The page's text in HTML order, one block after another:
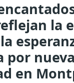
la
por
en